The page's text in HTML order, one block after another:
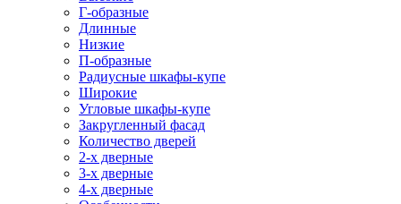
Г-образные
Длинные
Низкие
П-образные
Радиусные шкафы-купе
Широкие
Угловые шкафы-купе
Закругленный фасад
Количество дверей
2-х дверные
3-х дверные
4-х дверные